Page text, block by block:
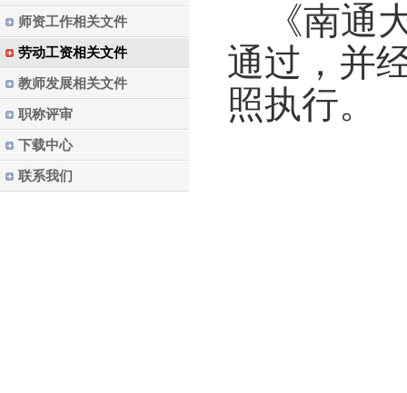
师资工作相关文件
劳动工资相关文件
教师发展相关文件
职称评审
下载中心
联系我们
《南通
通过，并
照执行。